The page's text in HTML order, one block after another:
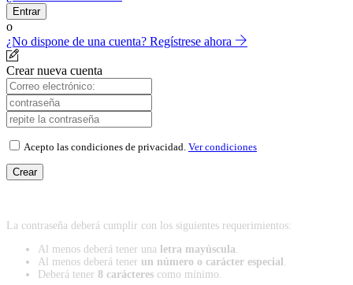
Entrar
o
¿No dispone de una cuenta? Regístrese ahora
Crear nueva cuenta
Acepto las condiciones de privacidad. Ver condiciones
Crear
La contraseña deberá cumplir con los siguientes requerimientos:
Al menos deberá tener una letra mayúscula.
Al menos deberá tener un número o carácter especial .
Deberá tener 8 carácteres como mínimo.